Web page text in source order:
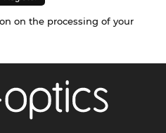
on the processing of your